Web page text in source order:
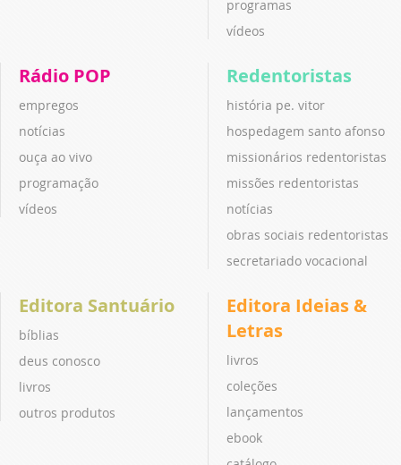
programas
vídeos
Rádio POP
empregos
notícias
ouça ao vivo
programação
vídeos
Redentoristas
história pe. vitor
hospedagem santo afonso
missionários redentoristas
missões redentoristas
notícias
obras sociais redentoristas
secretariado vocacional
Editora Santuário
bíblias
deus conosco
livros
outros produtos
Editora Ideias &
Letras
livros
coleções
lançamentos
ebook